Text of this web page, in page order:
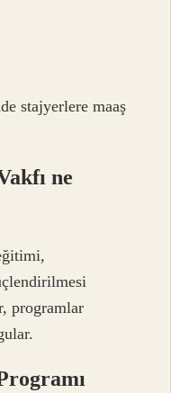
stajyerlere maaş
ne
programlar